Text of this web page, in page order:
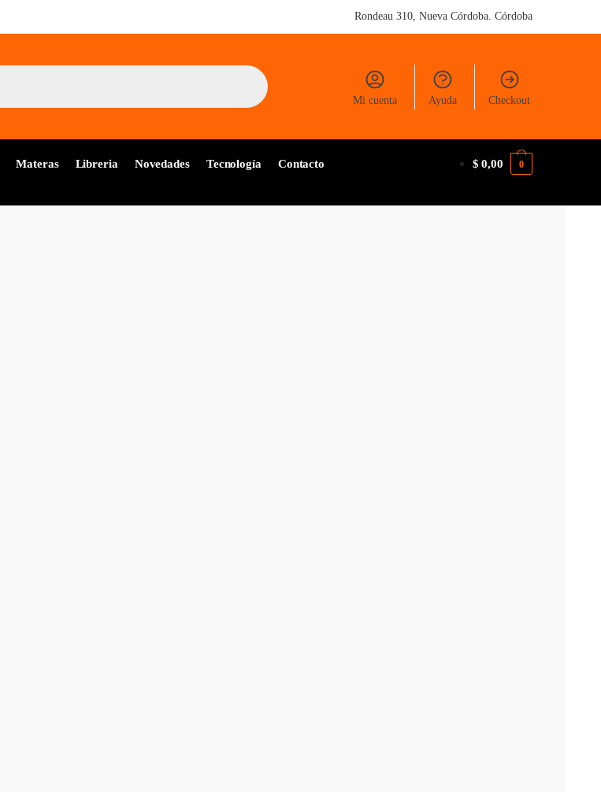
Rondeau 310, Nueva Córdoba. Córdoba
Mi cuenta Ayuda Checkout
Materas Libreria Novedades Tecnología Contacto $ 0,00 0